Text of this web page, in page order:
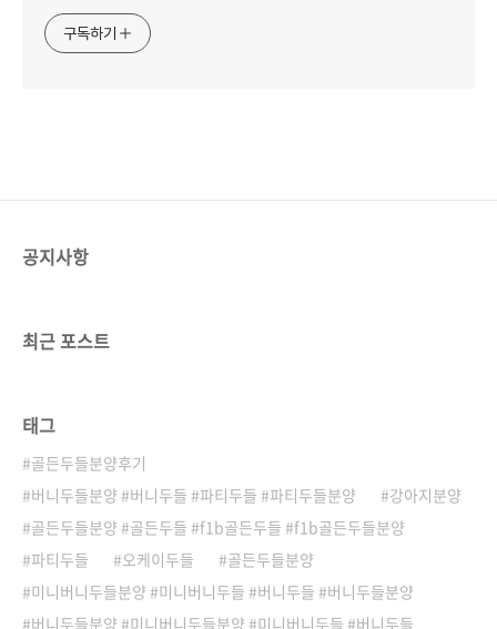
구독하기
공지사항
최근 포스트
태그
골든두들분양후기
버니두들분양 #버니두들 #파티두들 #파티두들분양
강아지분양
골든두들분양 #골든두들 #f1b골든두들 #f1b골든두들분양
파티두들
오케이두들
골든두들분양
미니버니두들분양 #미니버니두들 #버니두들 #버니두들분양
버니두들분양 #미니버니두들분양 #미니버니두들 #버니두들